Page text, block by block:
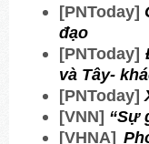
[PNToday]
đạo
[PNToday]
và Tây-
[PNToday]
[VNN] “Sự
[VHNA]